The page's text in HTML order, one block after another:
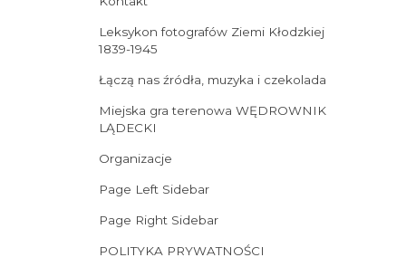
Leksykon fotografów Ziemi Kłodzkiej
1839-1945
Łączą nas źródła, muzyka i czekolada
Miejska gra terenowa WĘDROWNIK
LĄDECKI
Organizacje
Page Left Sidebar
Page Right Sidebar
POLITYKA PRYWATNOŚCI